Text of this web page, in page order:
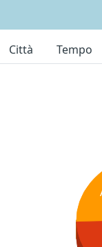
Città
Tempo